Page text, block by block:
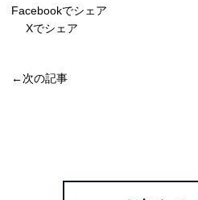
Facebookでシェア
Xでシェア
←次の記事